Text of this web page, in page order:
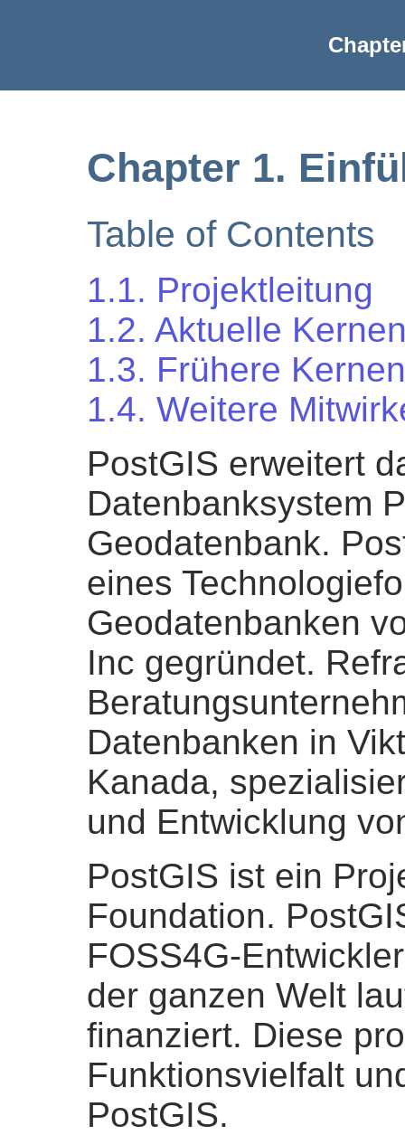
Chapter 1.
Table of Contents
1.1. Projektleitung
1.2. Aktuelle
1.3. Frühere
1.4. Weitere
PostGIS erweitert
Datenbanksystem
Geodatenbank.
eines
Geodatenbanken
Inc gegründet.
Datenbanken in
Kanada,
und Entwicklung
PostGIS ist ein
Foundation.
FOSS4G-
der ganzen Welt
finanziert. Diese
Funktionsvielfalt
PostGIS.